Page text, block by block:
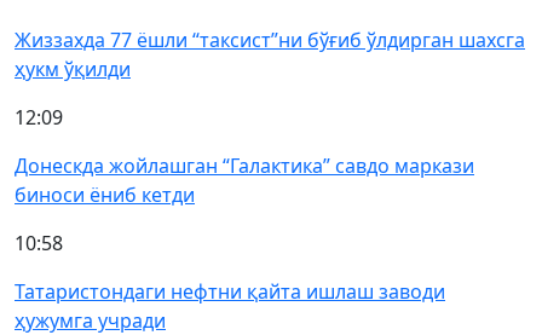
Жиззахда 77 ёшли “таксист”ни бўғиб ўлдирган шахсга
ҳукм ўқилди
12:09
Донескда жойлашган “Галактика” савдо маркази
биноси ёниб кетди
10:58
Татаристондаги нефтни қайта ишлаш заводи
ҳужумга учради